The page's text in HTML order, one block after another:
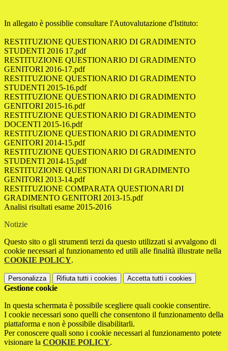
In allegato è possiblie consultare l'Autovalutazione d'Istituto:
RESTITUZIONE QUESTIONARIO DI GRADIMENTO
STUDENTI 2016 17.pdf
RESTITUZIONE QUESTIONARIO DI GRADIMENTO
GENITORI 2016-17.pdf
RESTITUZIONE QUESTIONARIO DI GRADIMENTO
STUDENTI 2015-16.pdf
RESTITUZIONE QUESTIONARIO DI GRADIMENTO
GENITORI 2015-16.pdf
RESTITUZIONE QUESTIONARIO DI GRADIMENTO
DOCENTI 2015-16.pdf
RESTITUZIONE QUESTIONARIO DI GRADIMENTO
GENITORI 2014-15.pdf
RESTITUZIONE QUESTIONARIO DI GRADIMENTO
STUDENTI 2014-15.pdf
RESTITUZIONE QUESTIONARI DI GRADIMENTO
GENITORI 2013-14.pdf
RESTITUZIONE COMPARATA QUESTIONARI DI
GRADIMENTO GENITORI 2013-15.pdf
Analisi risultati esame 2015-2016
Notizie
Questo sito o gli strumenti terzi da questo utilizzati si avvalgono di
cookie necessari al funzionamento ed utili alle finalità illustrate nella
COOKIE POLICY.
Personalizza Rifiuta tutti i cookies Accetta tutti i cookies
Gestione cookie
In questa schermata è possibile scegliere quali cookie consentire.
I cookie necessari sono quelli che consentono il funzionamento della
piattaforma e non è possibile disabilitarli.
Per conoscere quali sono i cookie necessari al funzionamento potete
visionare la COOKIE POLICY.